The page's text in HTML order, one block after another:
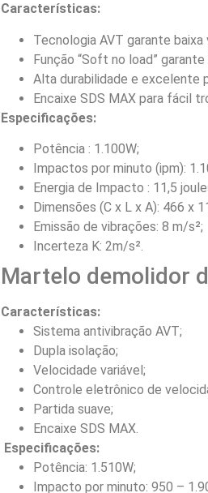
Características:
Tecnologia AVT garante baixa
Função “Soft no load”
Alta durabilidade e excelente
Encaixe SDS MAX para fácil
Especificações:
Potência : 1.100W;
Impactos por minuto (ipm):
Energia de Impacto : 11,5
Dimensões (C x L x A): 466 x
Emissão de vibrações: 8 m/s²;
Incerteza K: 2m/s².
Martelo demolidor
Características:
Sistema antivibração AVT;
Dupla isolação;
Velocidade variável;
Controle eletrônico de
Partida suave;
Encaixe SDS MAX.
Especificações:
Potência: 1.510W;
Impacto por minuto: 950 –